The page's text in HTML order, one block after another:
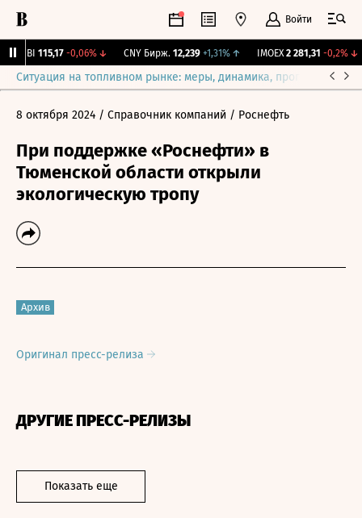
Войти
115,17 -0,06%↓ CNY Бирж. 12,239 +1,31% ↑ IMOEX 2 281,31 -0,2%↓
Ситуация на топливном рынке: меры, динамика, прогнозы
8 октября 2024 / Справочник компаний / Роснефть
При поддержке «Роснефти» в
Тюменской области открыли
экологическую тропу
Архив
Оригинал пресс-релиза
ДРУГИЕ ПРЕСС-РЕЛИЗЫ
Показать еще